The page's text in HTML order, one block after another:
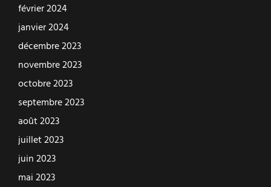
février 2024
janvier 2024
décembre 2023
novembre 2023
octobre 2023
septembre 2023
août 2023
juillet 2023
juin 2023
mai 2023